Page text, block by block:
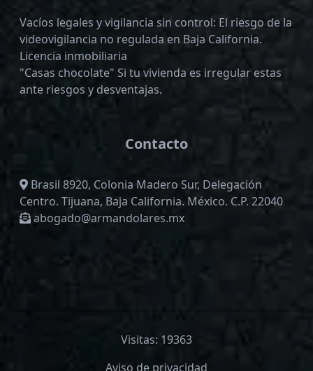
Vacíos legales y vigilancia sin control: El riesgo de la
videovigilancia no regulada en Baja California.
Licencia inmobiliaria
"Casas chocolate" Si tu vivienda es irregular estas
ante riesgos y desventajas.
Contacto
Brasil 8920, Colonia Madero Sur, Delegación
Centro. Tijuana, Baja California. México. C.P. 22040
abogado@armandolares.mx
Visitas: 19363
Aviso de privacidad